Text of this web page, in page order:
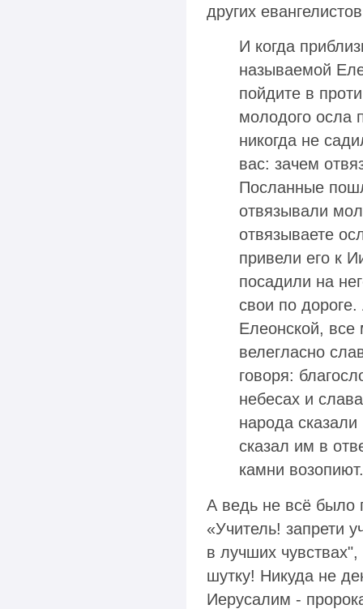
других
И когда
называемой
пойдите в
молодого осла
никогда не
вас: зачем
Посланные
отвязывали
отвязываете
привели его к
посадили на
свои по дороге.
Елеонской, все
велегласно
говоря:
небесах и
народа
сказал им в
камни
А ведь не всё было
«Учитель! запрети
в лучших
шутку! Никуда не
Иерусалим -